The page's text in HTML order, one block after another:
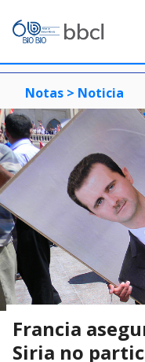
Notas > Noticia
Francia
Siria no